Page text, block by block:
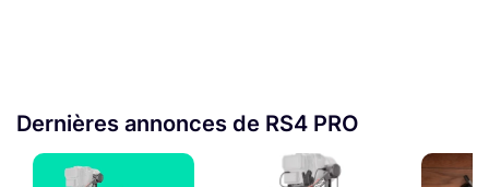
Dernières annonces de RS4 PRO